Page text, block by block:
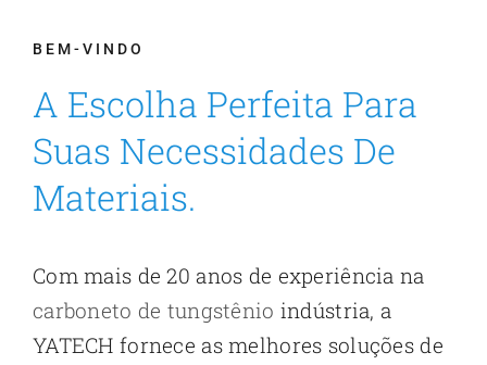
BEM-VINDO
A Escolha Perfeita Para
Suas Necessidades De
Materiais.
Com mais de 20 anos de experiência na
carboneto de tungstênio indústria, a
YATECH fornece as melhores soluções de